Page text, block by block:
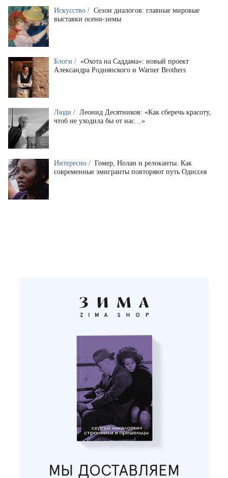
Искусство / Сезон диалогов: главные мировые
выставки осени-зимы
Блоги / «Охота на Саддама»: новый проект
Александра Роднянского и Warner Brothers
Люди / Леонид Десятников: «Как сберечь красоту,
чтоб не уходила бы от нас…»
Интересно / Гомер, Нолан и релоканты. Как
современные эмигранты повторяют путь Одиссея